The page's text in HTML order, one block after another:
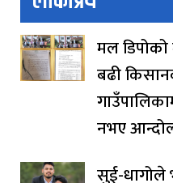
मल
बढी
नभए
सुई-धागोले